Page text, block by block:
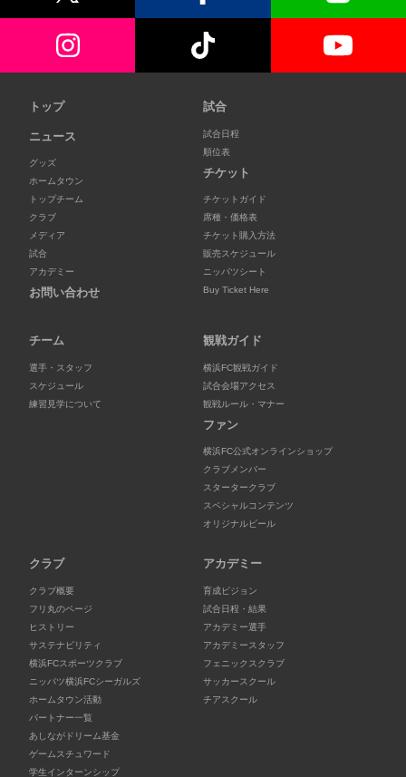
トップ
ニュース
グッズ
ホームタウン
トップチーム
クラブ
メディア
試合
アカデミー
お問い合わせ
試合
試合日程
順位表
チケット
チケットガイド
席種・価格表
チケット購入方法
販売スケジュール
ニッパツシート
Buy Ticket Here
チーム
選手・スタッフ
スケジュール
練習見学について
観戦ガイド
横浜FC観戦ガイド
試合会場アクセス
観戦ルール・マナー
ファン
横浜FC公式オンラインショップ
クラブメンバー
スタータークラブ
スペシャルコンテンツ
オリジナルビール
クラブ
クラブ概要
フリ丸のページ
ヒストリー
サステナビリティ
横浜FCスポーツクラブ
ニッパツ横浜FCシーガルズ
ホームタウン活動
パートナー一覧
あしながドリーム基金
ゲームスチュワード
学生インターンシップ
アカデミー
育成ビジョン
試合日程・結果
アカデミー選手
アカデミースタッフ
フェニックスクラブ
サッカースクール
チアスクール